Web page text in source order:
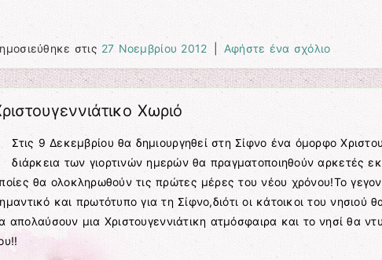
στις 27 Νοεμβρίου 2012 Αφήστε ένα σχόλιο
Χωριό
Στις 9 Δεκεμβρίου θα δημιουργηθεί στη Σίφνο ένα όμορφο
διάρκεια των γιορτινών ημερών θα πραγματοποιηθούν αρκετές
θα ολοκληρωθούν τις πρώτες μέρες του νέου χρόνου!Το
και πρωτότυπο για τη Σίφνο,διότι οι κάτοικοι του νησιού
απολαύσουν μια Χριστουγεννιάτικη ατμόσφαιρα και το νησί θα